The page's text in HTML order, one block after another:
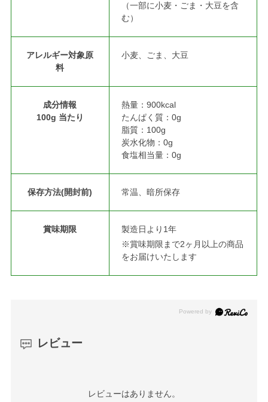
（一部に小麦・ごま・大豆を含
む）
アレルギー対象原
料
小麦、ごま、大豆
成分情報
100g 当たり
熱量：900kcal
たんぱく質：0g
脂質：100g
炭水化物：0g
食塩相当量：0g
保存方法(開封前) 常温、暗所保存
賞味期限
製造日より1年
※賞味期限まで2ヶ月以上の商品
をお届けいたします
レビュー
レビューはありません。